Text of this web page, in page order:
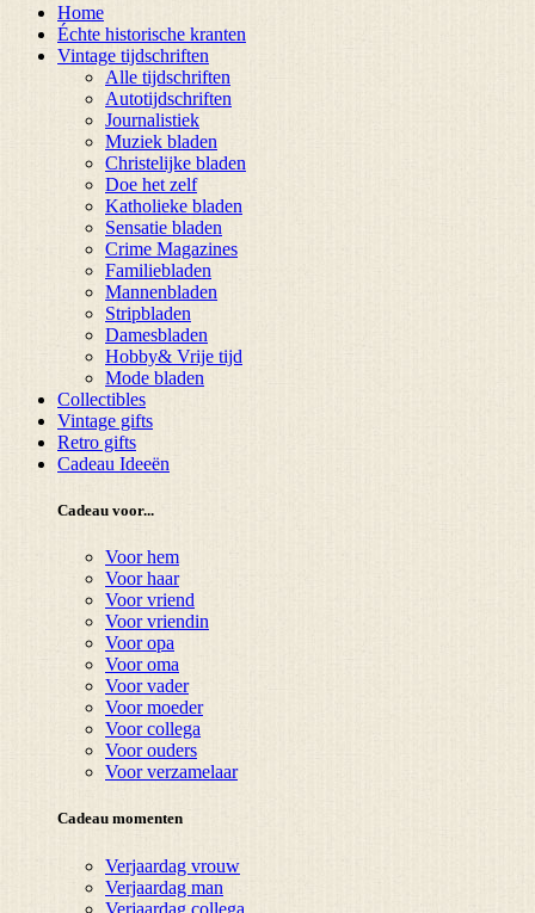
Home
Échte historische kranten
Vintage tijdschriften
Alle tijdschriften
Autotijdschriften
Journalistiek
Muziek bladen
Christelijke bladen
Doe het zelf
Katholieke bladen
Sensatie bladen
Crime Magazines
Familiebladen
Mannenbladen
Stripbladen
Damesbladen
Hobby& Vrije tijd
Mode bladen
Collectibles
Vintage gifts
Retro gifts
Cadeau Ideeën
Cadeau voor...
Voor hem
Voor haar
Voor vriend
Voor vriendin
Voor opa
Voor oma
Voor vader
Voor moeder
Voor collega
Voor ouders
Voor verzamelaar
Cadeau momenten
Verjaardag vrouw
Verjaardag man
Verjaardag collega